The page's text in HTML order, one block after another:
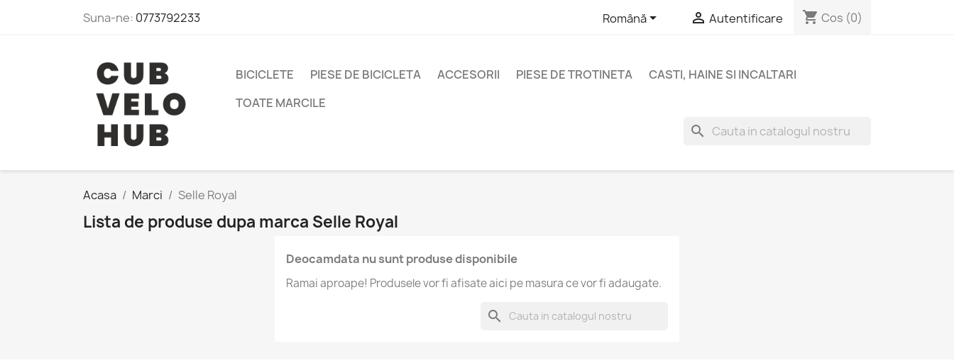
Suna-ne: 0773792233 Română  Autentificare shopping_cart Cos (0)
BICICLETE PIESE DE BICICLETA ACCESORII PIESE DE TROTINETA
CASTI, HAINE SI INCALTARI
TOATE MARCILE
search
Acasa Marci Selle Royal
Lista de produse dupa marca Selle Royal
Deocamdata nu sunt produse disponibile
Ramai aproape! Produsele vor fi afisate aici pe masura ce vor fi adaugate.
search